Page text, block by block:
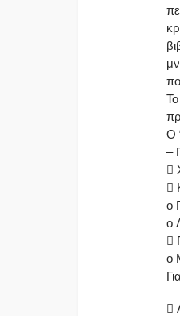
Ο
–


o
o

o
